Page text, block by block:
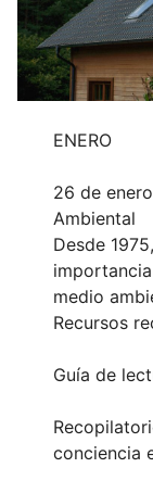
ENERO
26 de
Ambiental
Desde
medio
Recursos
Guía de
conciencia